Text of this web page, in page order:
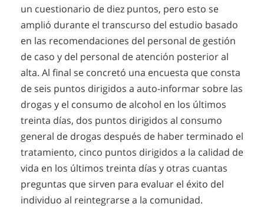
un cuestionario de diez puntos, pero esto se
amplió durante el transcurso del estudio basado
en las recomendaciones del personal de gestión
de caso y del personal de atención posterior al
alta. Al final se concretó una encuesta que consta
de seis puntos dirigidos a auto-informar sobre las
drogas y el consumo de alcohol en los últimos
treinta días, dos puntos dirigidos al consumo
general de drogas después de haber terminado el
tratamiento, cinco puntos dirigidos a la calidad de
vida en los últimos treinta días y otras cuantas
preguntas que sirven para evaluar el éxito del
individuo al reintegrarse a la comunidad.